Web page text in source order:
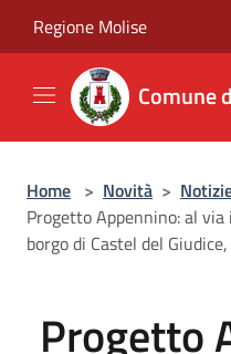
Regione Molise
Comune
Home > Novità >
Progetto Appennino: al
borgo di Castel del
Progetto